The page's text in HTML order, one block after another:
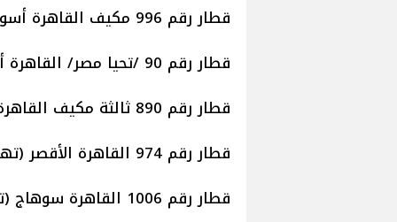
قطار رقم 996 مكيف القاهرة أسوان موعد قيامه الساعة 22.00 مساء.
قطار رقم 90 /تحيا مصر/ القاهرة أسوان موعد قيامه الساعة 22.10 مساء.
قطار رقم 890 ثالثة مكيف القاهرة سوهاج موعد قيامه الساعة 23.30 مساء.
قطار رقم 974 القاهرة الأقصر (تهوية) موعد قيامه الساعة 5.30 صباحا.
قطار رقم 1006 القاهرة سوهاج (تهوية) موعد قيامه الساعة 6.00 صباحا.